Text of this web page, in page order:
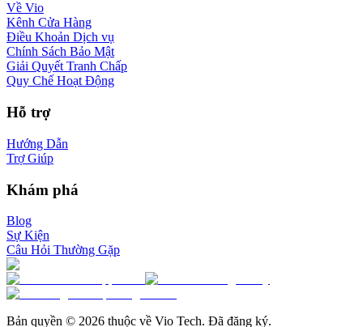
Về Vio
Kênh Cửa Hàng
Điều Khoản Dịch vụ
Chính Sách Bảo Mật
Giải Quyết Tranh Chấp
Quy Chế Hoạt Động
Hỗ trợ
Hướng Dẫn
Trợ Giúp
Khám phá
Blog
Sự Kiện
Câu Hỏi Thường Gặp
Bản quyền © 2026 thuộc về Vio Tech. Đã đăng ký.